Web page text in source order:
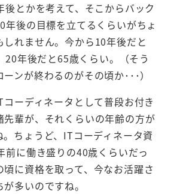
後とかを考えて、そこからバック
年後の目標を立てるくらいがちょ
しれません。今から10年後だと
20年後だと65歳くらい。（そう
ンが終わるのがその頃か･･･）
ーディネータとして普段お付き
先輩が、それくらいの年齢の方が
。ちょうど、ITコーディネータ資
前に働き盛りの40歳くらいだっ
頃に資格を取って、今なお活躍さ
多いのですね。